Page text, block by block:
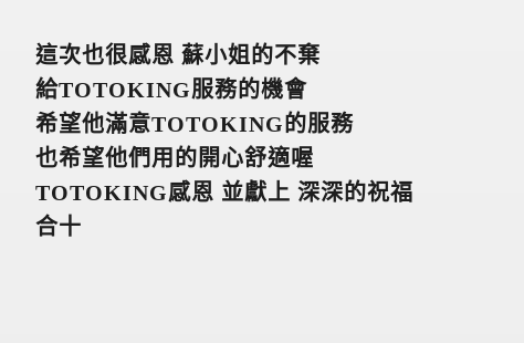
這次也很感恩 蘇小姐的不棄
給TOTOKING服務的機會
希望他滿意TOTOKING的服務
也希望他們用的開心舒適喔
TOTOKING感恩 並獻上 深深的祝福
合十